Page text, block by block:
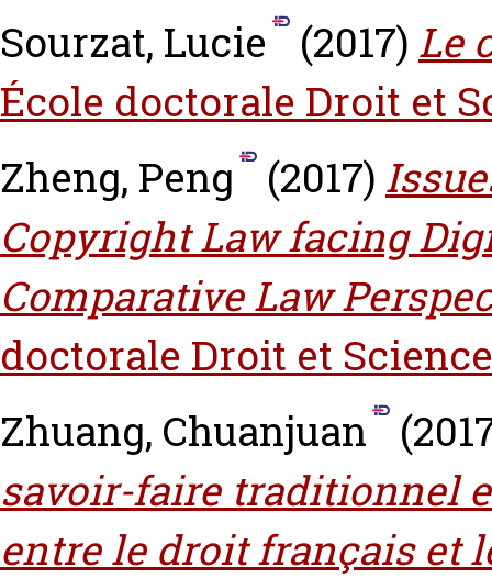
Sourzat, Lucie
(2017) Le
École doctorale Droit et
Zheng, Peng
(2017)
Copyright Law facing
Comparative Law
doctorale Droit et
Zhuang, Chuanjuan
savoir-faire traditionnel
entre le droit français et